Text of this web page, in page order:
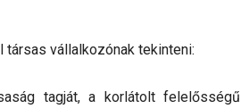
társas vállalkozónak tekinteni:
tagját, a korlátolt felelősségű